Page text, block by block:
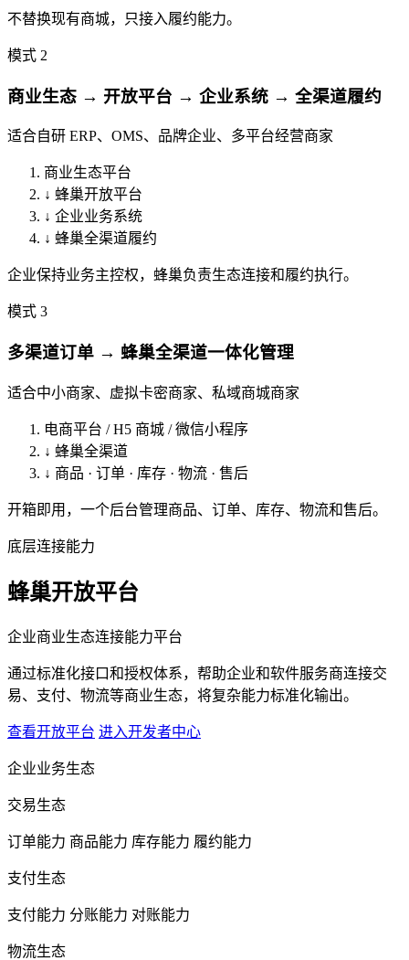
不替换现有商城，只接入履约能力。
模式 2
商业生态 → 开放平台 → 企业系统 → 全渠道履约
适合自研 ERP、OMS、品牌企业、多平台经营商家
商业生态平台
↓ 蜂巢开放平台
↓ 企业业务系统
↓ 蜂巢全渠道履约
企业保持业务主控权，蜂巢负责生态连接和履约执行。
模式 3
多渠道订单 → 蜂巢全渠道一体化管理
适合中小商家、虚拟卡密商家、私域商城商家
电商平台 / H5 商城 / 微信小程序
↓ 蜂巢全渠道
↓ 商品 · 订单 · 库存 · 物流 · 售后
开箱即用，一个后台管理商品、订单、库存、物流和售后。
底层连接能力
蜂巢开放平台
企业商业生态连接能力平台
通过标准化接口和授权体系，帮助企业和软件服务商连接交
易、支付、物流等商业生态，将复杂能力标准化输出。
查看开放平台 进入开发者中心
企业业务生态
交易生态
订单能力 商品能力 库存能力 履约能力
支付生态
支付能力 分账能力 对账能力
物流生态